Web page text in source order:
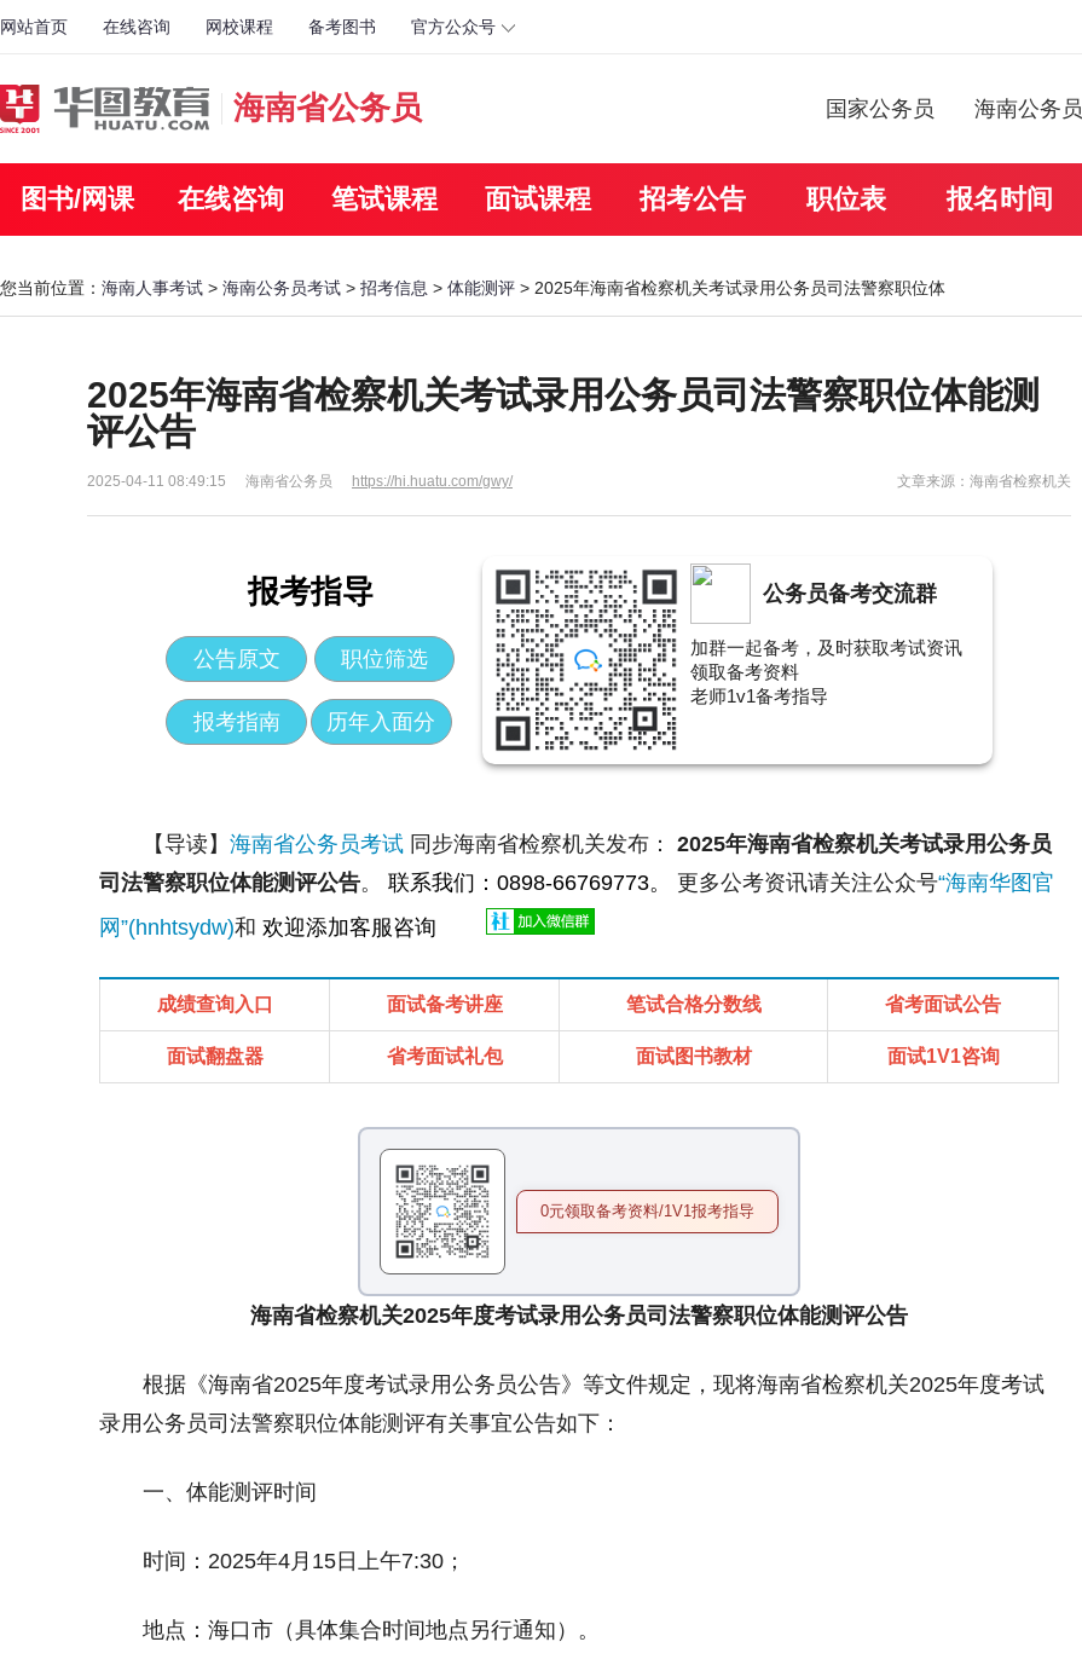
网站首页 在线咨询 网校课程 备考图书 官方公众号
海南省公务员 国家公务员 海南公务员
图书/网课 在线咨询 笔试课程 面试课程 招考公告 职位表 报名时间
您当前位置： 海南人事考试 > 海南公务员考试 > 招考信息 > 体能测评 > 2025年海南省检察机关考试录用公务员司法警察职位体
2025年海南省检察机关考试录用公务员司法警察职位体能测
评公告
2025-04-11 08:49:15 海南省公务员 https://hi.huatu.com/gwy/ 文章来源：海南省检察机关
报考指导
公告原文 职位筛选
报考指南 历年入面分
公务员备考交流群
加群一起备考，及时获取考试资讯
领取备考资料
老师1v1备考指导
【导读】 海南省公务员考试 同步海南省检察机关发布： 2025年海南省检察机关考试录用公务员
司法警察职位体能测评公告。 联系我们：0898-66769773。 更多公考资讯请关注公众号“海南华图官
网”(hnhtsydw)和 欢迎添加客服咨询
成绩查询入口 面试备考讲座 笔试合格分数线 省考面试公告
面试翻盘器 省考面试礼包 面试图书教材 面试1V1咨询
0元领取备考资料/1V1报考指导
海南省检察机关2025年度考试录用公务员司法警察职位体能测评公告
根据《海南省2025年度考试录用公务员公告》等文件规定，现将海南省检察机关2025年度考试
录用公务员司法警察职位体能测评有关事宜公告如下：
一、体能测评时间
时间：2025年4月15日上午7:30；
地点：海口市（具体集合时间地点另行通知）。